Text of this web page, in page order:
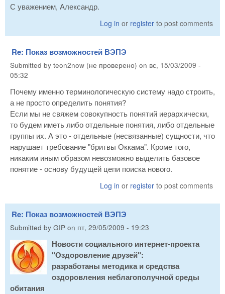
С уважением, Александр.
Log in or register to post comments
Re: Показ возможностей ВЭПЭ
Submitted by teon2now (не проверено) on вс, 15/03/2009 -
05:32
Почему именно терминологическую систему надо строить,
а не просто определить понятия?
Если мы не свяжем совокупность понятий иерархически,
то будем иметь либо отдельные понятия, либо отдельные
группы их. А это - отдельные (несвязанные) сущности, что
нарушает требование "бритвы Оккама". Кроме того,
никаким иным образом невозможно выделить базовое
понятие - основу будущей цепи поиска нового.
Log in or register to post comments
Re: Показ возможностей ВЭПЭ
Submitted by GIP on пт, 29/05/2009 - 19:23
Новости социального интернет-проекта
"Оздоровление друзей":
разработаны методика и средства
оздоровления неблагополучной среды
обитания